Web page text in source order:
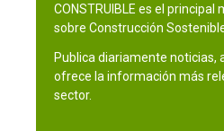
CONSTRUIBLE es el
sobre Construcción
Publica diariamente noticias,
ofrece la información más
sector.